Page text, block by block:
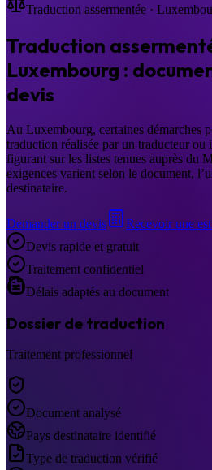
Traduction assermentée ·
Traduction
Luxembourg :
devis
Au Luxembourg, certaines démarches
traduction réalisée par un traducteur ou
figurant sur les listes tenues auprès du
exigences varient selon le document,
destinataire.
Demander un devis
Recevoir une
Devis rapide et gratuit
Traitement confidentiel
Délais adaptés au document
Dossier de traduction
Traitement professionnel
Document analysé
Pays destinataire identifié
Type de traduction vérifié